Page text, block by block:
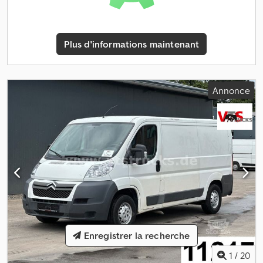
Eeck Lève-vitres électriques Rétroviseurs extérieurs électriques
ABS, ESP Bluetooth USB Antidémarrage électronique Ordinateur
de bord Siège conducteur confort Norme Euro 6, vignette verte
Contrôle technique (TÜV/AU) neuf PTAC 3 500 kg Charge utile
utilitaires : fourgons, caisses, bennes. Appelez-nous ou venez
directement sur place ! Bien entendu, vous pouvez faire examiner
le véhicule sur notre pont élévateur par votre propre mécanicien
ou par notre chef d'atelier. Nous pouvons organiser pour vous
l'obtention des plaques d'exportation pour le transport du
véhicule. Financement ou leasing attractif jusqu'à 60 mois,
réponse sous 60 minutes. Nous reprenons volontiers votre
véhicule en reprise. Garantie possible de 12 à 24 mois. Sous
réserve d'erreurs et de vente intermédiaire. Nous sommes
joignables en continu du lundi au samedi de 9h00 à 20h00, le
dimanche sur rendez-vous préalable.
Plus d'informations maintenant
Annonce
1 / 20
Enregistrer la recherche